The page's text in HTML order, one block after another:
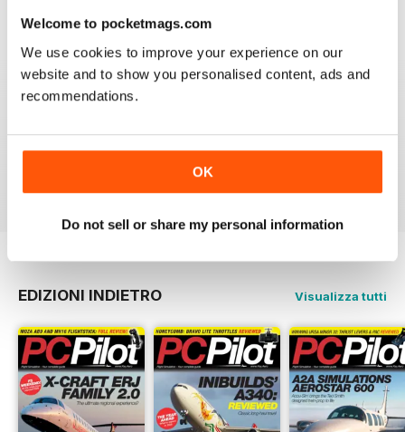
Welcome to pocketmags.com
We use cookies to improve your experience on our
website and to show you personalised content, ads and
recommendations.
OK
Do not sell or share my personal information
PC PILOT
Great resource! Would like to see some reviews of FAA
geeks and just want to press "on" and churn & burn!
EDIZIONI INDIETRO Visualizza tutti